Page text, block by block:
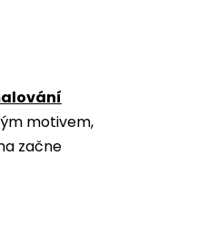
motivem,
začne